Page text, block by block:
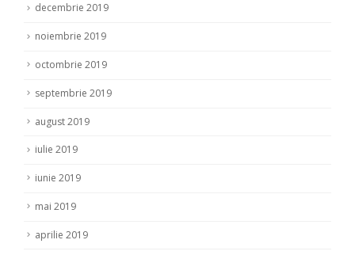
decembrie 2019
noiembrie 2019
octombrie 2019
septembrie 2019
august 2019
iulie 2019
iunie 2019
mai 2019
aprilie 2019